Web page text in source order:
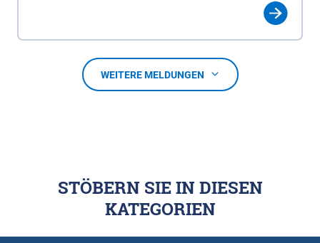
WEITERE MELDUNGEN
STÖBERN SIE IN DIESEN
KATEGORIEN